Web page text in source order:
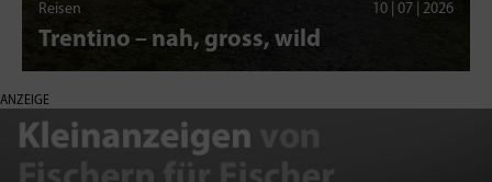
Reisen 10 | 07 | 2026
Trentino – nah, gross, wild
ANZEIGE